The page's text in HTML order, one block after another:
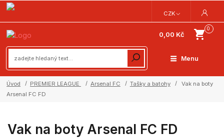
Menu
CZK
0
0,00 Kč
Úvod PREMIER LEAGUE Arsenal FC Tašky a batohy
Vak na boty
Arsenal FC FD
Vak na boty Arsenal FC FD